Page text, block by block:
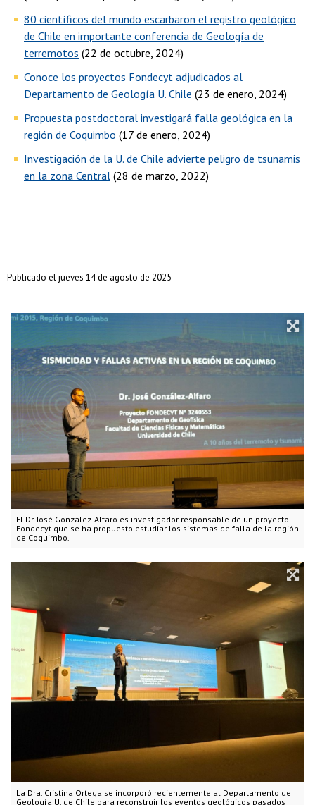
El Dr. José González-Alfaro es investigador responsable de un proyecto
Fondecyt que se ha propuesto estudiar los sistemas de falla de la región
de Coquimbo.
La Dra. Cristina Ortega se incorporó recientemente al Departamento de
Geología U. de Chile para reconstruir los eventos geológicos pasados
80 científicos del mundo escarbaron el registro geológico
de Chile en importante conferencia de Geología de
terremotos (22 de octubre, 2024)
Conoce los proyectos Fondecyt adjudicados al
Departamento de Geología U. Chile (23 de enero, 2024)
Propuesta postdoctoral investigará falla geológica en la
región de Coquimbo (17 de enero, 2024)
Investigación de la U. de Chile advierte peligro de tsunamis
en la zona Central (28 de marzo, 2022)
Publicado el jueves 14 de agosto de 2025